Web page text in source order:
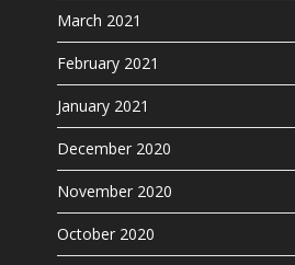
March 2021
February 2021
January 2021
December 2020
November 2020
October 2020